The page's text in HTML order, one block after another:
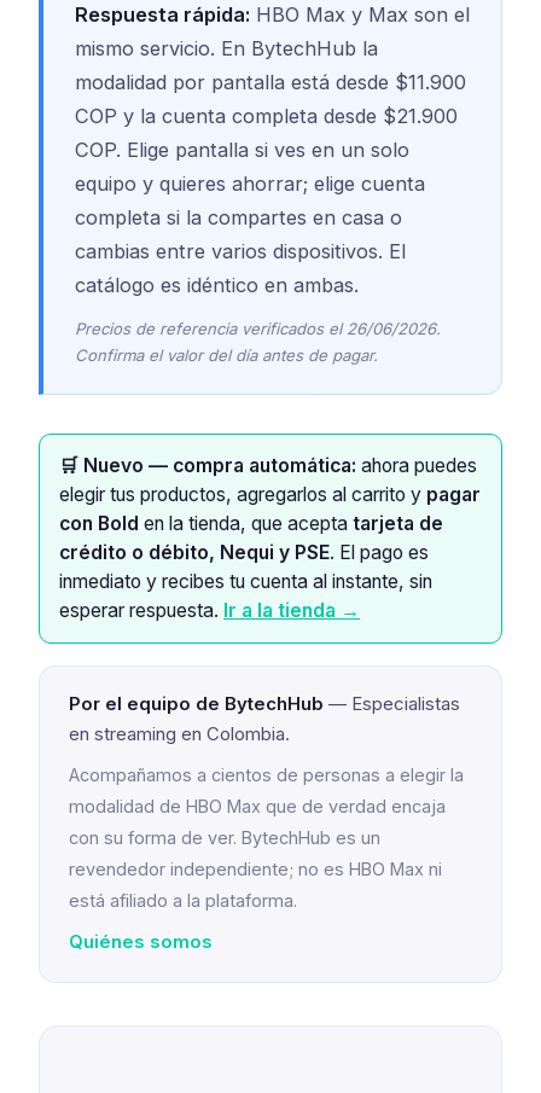
Respuesta rápida: HBO Max y Max son el
mismo servicio. En BytechHub la
modalidad por pantalla está desde $11.900
COP y la cuenta completa desde $21.900
COP. Elige pantalla si ves en un solo
equipo y quieres ahorrar; elige cuenta
completa si la compartes en casa o
cambias entre varios dispositivos. El
catálogo es idéntico en ambas.
Precios de referencia verificados el 26/06/2026.
Confirma el valor del día antes de pagar.
🛒 Nuevo — compra automática: ahora puedes
elegir tus productos, agregarlos al carrito y pagar
con Bold en la tienda, que acepta tarjeta de
crédito o débito, Nequi y PSE. El pago es
inmediato y recibes tu cuenta al instante, sin
esperar respuesta. Ir a la tienda →
Por el equipo de BytechHub — Especialistas
en streaming en Colombia.
Acompañamos a cientos de personas a elegir la
modalidad de HBO Max que de verdad encaja
con su forma de ver. BytechHub es un
revendedor independiente; no es HBO Max ni
está afiliado a la plataforma.
Quiénes somos